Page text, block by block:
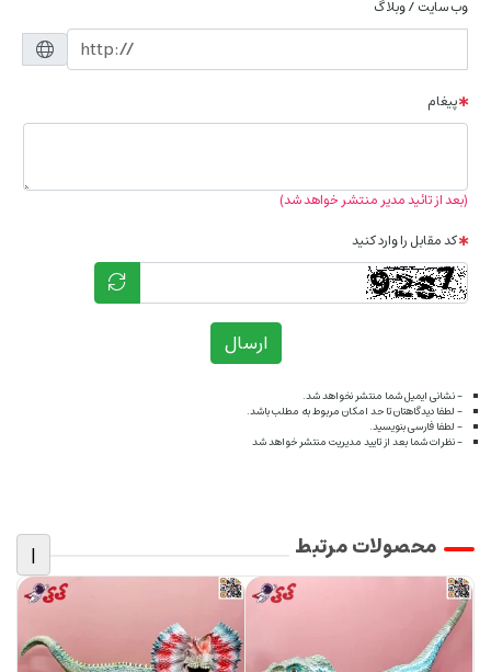
وب سایت / وبلاگ
پیغام
(بعد از تائید مدیر منتشر خواهد شد)
کد مقابل را وارد کنید
ارسال
- نشانی ایمیل شما منتشر نخواهد شد.
- لطفا دیدگاهتان تا حد امکان مربوط به مطلب باشد.
- لطفا فارسی بنویسید.
- نظرات شما بعد از تایید مدیریت منتشر خواهد شد
محصولات مرتبط |